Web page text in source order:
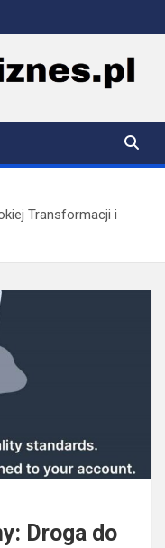
Transformacji i
Droga do